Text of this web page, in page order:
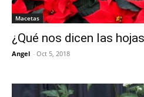
Macetas
¿Qué nos dicen las
Angel - Oct 5, 2018